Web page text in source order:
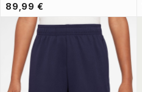
89,99 €